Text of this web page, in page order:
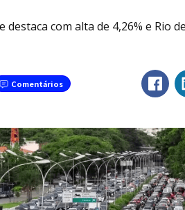
com alta de 4,26% e Rio
Comentários